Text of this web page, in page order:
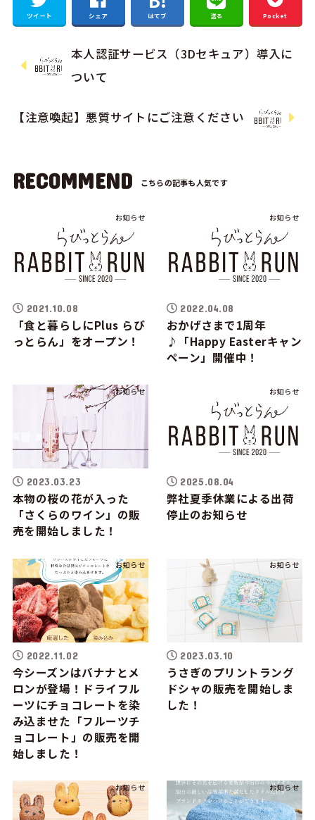
ツイート シェア はてブ 送る Pocket
本人認証サービス（3Dセキュア）導入に
ついて
【注意喚起】悪質サイトにご注意ください
RECOMMEND
お知らせ
2021.10.08
「食と暮らしにPlus らび
っとらん」をオープン！
お知らせ
2022.04.08
おかげさまで1周年
♪「Happy Easterキャン
ペーン」開催中！
お知らせ
2023.03.23
本物の桜の花が入った
「さくらのワイン」の販
売を開始しました！
お知らせ
2025.08.04
弊社夏季休業による出荷
停止のお知らせ
お知らせ
2022.11.02
今シーズンはバナナとメ
ロンが登場！ドライフル
ーツにチョコレートを染
み込ませた「フルーツチ
ョコレート」の販売を開
始しました！
お知らせ
2023.03.10
うさぎのプリントラング
ドシャの販売を開始しま
した！
お知らせ お知らせ